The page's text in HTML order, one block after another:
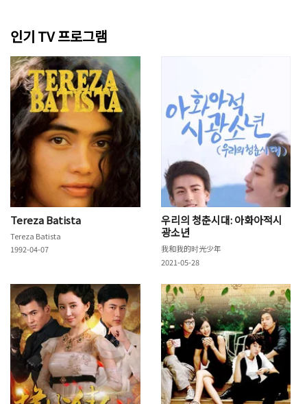
인기 TV 프로그램
Tereza Batista
Tereza Batista
1992-04-07
우리의 청춘시대: 아화아적시
광소년
我和我的时光少年
2021-05-28